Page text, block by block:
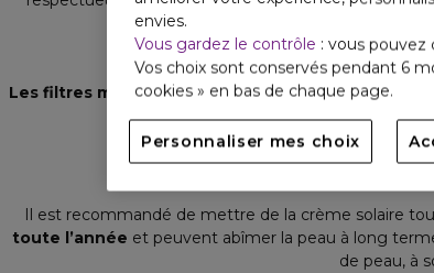
Les filtres mixtes: ce sont des formules qui
Quelles sont les
Il est recommandé de mettre de la crème solaire
toute l’année et peuvent abîmer la peau à long
de peau, à
envies.
Vous gardez le contrôle : vous
Vos choix sont conservés pendant 6
cookies » en bas de chaque page.
Personnaliser mes choix